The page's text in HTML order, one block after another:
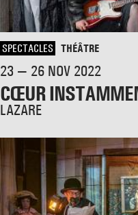
SPECTACLES THÉÂTRE
23 — 26 NOV 2022
CŒUR
LAZARE